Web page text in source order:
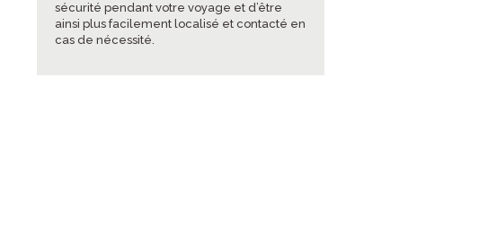
sécurité pendant votre voyage et d’être
ainsi plus facilement localisé et contacté en
cas de nécessité.